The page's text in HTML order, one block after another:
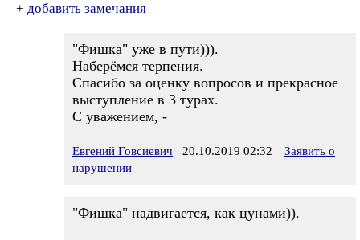
+ добавить замечания
"Фишка" уже в пути))).
Наберёмся терпения.
Спасибо за оценку вопросов и прекрасное
выступление в 3 турах.
С уважением, -
Евгений Говсиевич 20.10.2019 02:32
Заявить о
нарушении
"Фишка" надвигается, как цунами)).